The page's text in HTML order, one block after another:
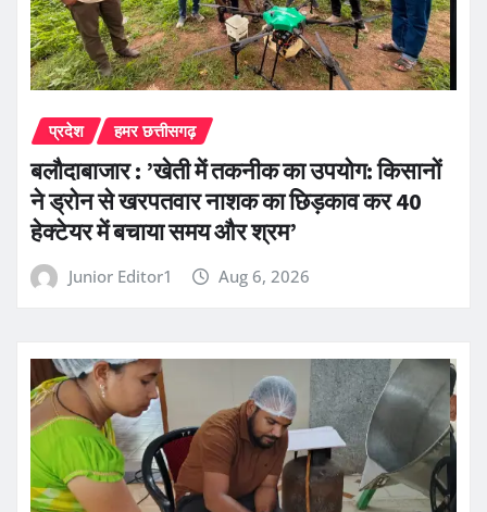
प्रदेश हमर छत्तीसगढ़
बलौदाबाजार : ’खेती में तकनीक का उपयोग: किसानों
ने ड्रोन से खरपतवार नाशक का छिड़काव कर 40
हेक्टेयर में बचाया समय और श्रम’
Junior Editor1 Aug 6, 2026